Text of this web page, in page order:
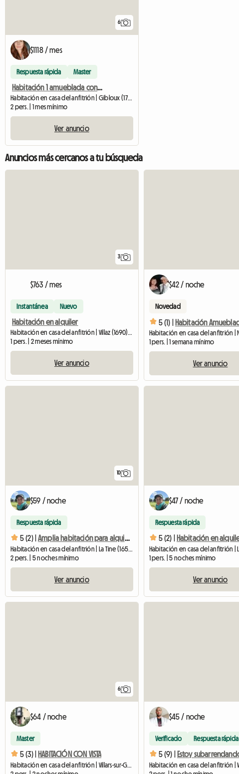
6
$1118 / mes
Respuesta rápida Master
Habitación 1 amueblada con encanto a 15 minutos de Friburgo
Habitación en casa del anfitrión | Gibloux (1727) | 12 M2
2 pers. | 1 mes mínimo
Ver anuncio
Anuncios más cercanos a tu búsqueda
3
$763 / mes
Instantánea Nuevo
Habitación en alquiler
Habitación en casa del anfitrión | Villaz (1690) | 14 M2
1 pers. | 2 meses mínimo
Ver anuncio
$42 / noche
Novedad
5 (1) |
1 pers. | 1 semana mínimo
Ver anuncio
10
$59 / noche
Respuesta rápida
5 (2) | Amplia habitación para alquilar en un gran chalet -
2 pers. | 5 noches mínimo
Ver anuncio
$47 / noche
Respuesta rápida
5 (2) |
1 pers. | 5 noches mínimo
Ver anuncio
6
$64 / noche
Master
5 (3) | HABITACIÓN CON VISTA
Habitación en casa del anfitrión | Villars-sur-Glâne (1752) | 18 M2
$45 / noche
Verificado Respuesta rápida
5 (9) |